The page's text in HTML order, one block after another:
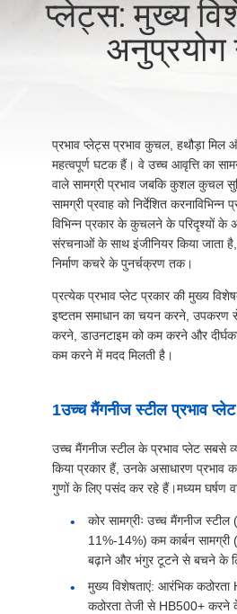
भ्रमण
समाचार
उद्धरण
विनती
साइटमैप
प्लेट्स: मुख्य
अनुप्रयोग
प्रभाव प्लेट्स प्रभाव कुचल, हथौड़ा
महत्वपूर्ण घटक हैं। वे उच्च आवृत्ति का
वाले सामग्री प्रभाव जबकि कुशल कुचल
सामग्री प्रवाह को निर्देशित करनाविभिन्न
विभिन्न प्रकार के कुचलने के परिदृश्यों के
संरचनाओं के साथ इंजीनियर किया जाता
निर्माण कचरे के पुनर्चक्रण तक।
प्रत्येक प्रभाव प्लेट प्रकार की मुख्य
इष्टतम समाधान का चयन करने, उपकरण
करने, डाउनटाइम को कम करने और
कम करने में मदद मिलती है।
1उच्च मैंगनीज स्टील प्रभाव प्लेट
उच्च मैंगनीज स्टील के प्रभाव प्लेट सबसे
किया प्रकार हैं, उनके असाधारण प्रभाव
गुणों के लिए पसंद कर रहे हैं।मध्यम घर्षण
कोर सामग्रीः उच्च मैंगनीज स्टील
11%-14%) कम कार्बन
बढ़ाने और भंगुर टूटने से बचने के
मुख्य विशेषताएं: आरंभिक
कठोरता तेजी से HB500+ करने